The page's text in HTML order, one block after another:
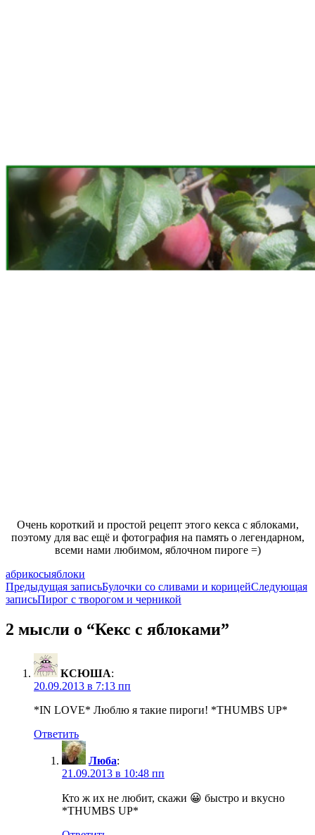
Очень короткий и простой рецепт этого кекса с яблоками,
поэтому для вас ещё и фотография на память о легендарном,
всеми нами любимом, яблочном пироге =)
абрикосыяблоки
Навигация
по
записям
Предыдущая записьБулочки со сливами и корицейСледующая
записьПирог с творогом и черникой
2 мысли о “Кекс с яблоками”
КСЮША:
20.09.2013 в 7:13 пп
*IN LOVE* Люблю я такие пироги! *THUMBS UP*
Ответить
Люба:
21.09.2013 в 10:48 пп
Кто ж их не любит, скажи 😀 быстро и вкусно
*THUMBS UP*